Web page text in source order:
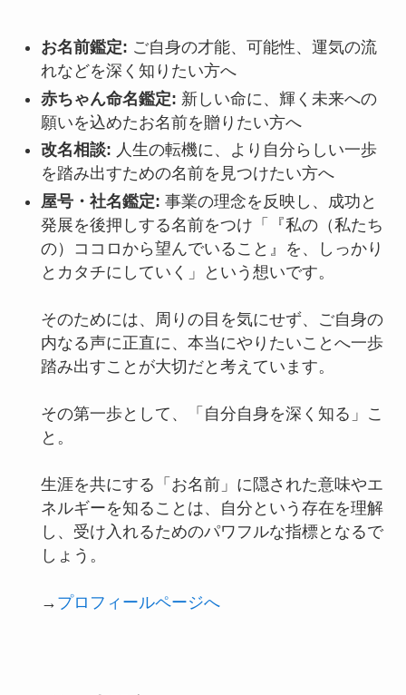
お名前鑑定: ご自身の才能、可能性、運気の流
れなどを深く知りたい方へ
赤ちゃん命名鑑定: 新しい命に、輝く未来への
願いを込めたお名前を贈りたい方へ
改名相談: 人生の転機に、より自分らしい一歩
を踏み出すための名前を見つけたい方へ
屋号・社名鑑定: 事業の理念を反映し、成功と
発展を後押しする名前をつけ「『私の（私たち
の）ココロから望んでいること』を、しっかり
とカタチにしていく」という想いです。
そのためには、周りの目を気にせず、ご自身の
内なる声に正直に、本当にやりたいことへ一歩
踏み出すことが大切だと考えています。
その第一歩として、「自分自身を深く知る」こ
と。
生涯を共にする「お名前」に隠された意味やエ
ネルギーを知ることは、自分という存在を理解
し、受け入れるためのパワフルな指標となるで
しょう。
→ プロフィールページへ